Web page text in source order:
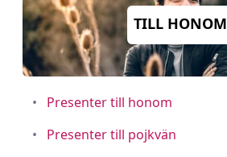
TILL HONOM
•
Presenter till honom
•
Presenter till pojkvän